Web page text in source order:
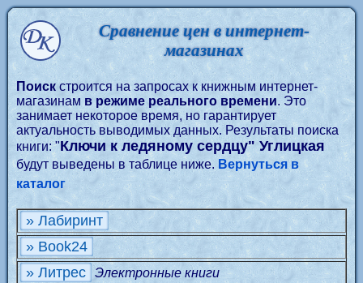
Сравнение цен в интернет-
магазинах
Поиск строится на запросах к книжным интернет-
магазинам в режиме реального времени. Это
занимает некоторое время, но гарантирует
актуальность выводимых данных. Результаты поиска
книги: "Ключи к ледяному сердцу" Углицкая
будут выведены в таблице ниже. Вернуться в
каталог
» Лабиринт
» Book24
» Литрес
Электронные книги